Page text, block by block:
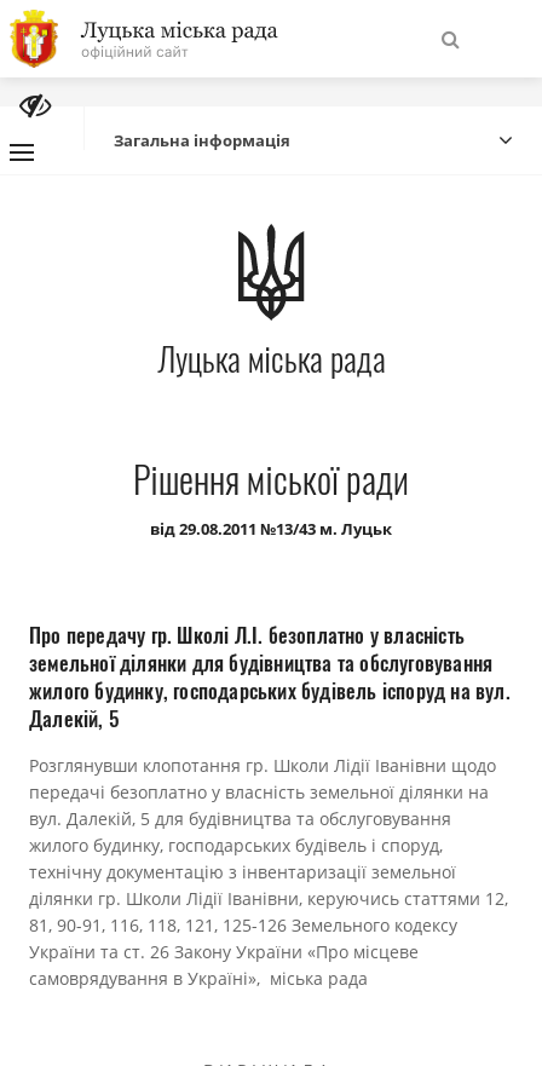
На
головну
Про місто
Міська влада
Міська рада
Публічна інформація
Документи
Загальна інформація
Луцька міська рада
Рішення міської ради
від 29.08.2011 №13/43 м. Луцьк
Про передачу гр. Школі Л.І. безоплатно у власність
земельної ділянки для будівництва та обслуговування
жилого будинку, господарських будівель іспоруд на вул.
Далекій, 5
Розглянувши клопотання гр. Школи Лідії Іванівни щодо
передачі безоплатно у власність земельної ділянки на
вул. Далекій, 5 для будівництва та обслуговування
жилого будинку, господарських будівель і споруд,
технічну документацію з інвентаризації земельної
ділянки гр. Школи Лідії Іванівни, керуючись статтями 12,
81, 90-91, 116, 118, 121, 125-126 Земельного кодексу
України та ст. 26 Закону України «Про місцеве
самоврядування в Україні», міська рада